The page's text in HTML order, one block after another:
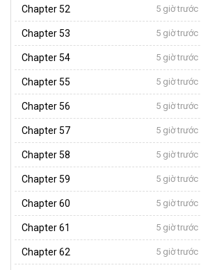
Chapter 52 5 giờ trước
Chapter 53 5 giờ trước
Chapter 54 5 giờ trước
Chapter 55 5 giờ trước
Chapter 56 5 giờ trước
Chapter 57 5 giờ trước
Chapter 58 5 giờ trước
Chapter 59 5 giờ trước
Chapter 60 5 giờ trước
Chapter 61 5 giờ trước
Chapter 62 5 giờ trước